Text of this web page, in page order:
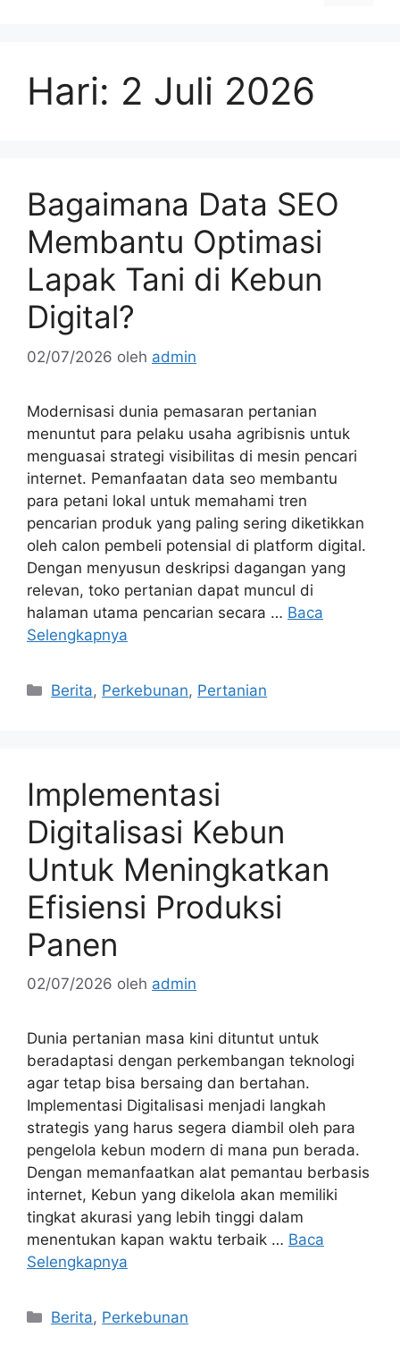
Hari: 2 Juli 2026
Bagaimana Data SEO
Membantu Optimasi
Lapak Tani di Kebun
Digital?
02/07/2026 oleh admin
Modernisasi dunia pemasaran pertanian
menuntut para pelaku usaha agribisnis untuk
menguasai strategi visibilitas di mesin pencari
internet. Pemanfaatan data seo membantu
para petani lokal untuk memahami tren
pencarian produk yang paling sering diketikkan
oleh calon pembeli potensial di platform digital.
Dengan menyusun deskripsi dagangan yang
relevan, toko pertanian dapat muncul di
halaman utama pencarian secara … Baca
Selengkapnya
Kategori
Berita, Perkebunan, Pertanian
Implementasi
Digitalisasi Kebun
Untuk Meningkatkan
Efisiensi Produksi
Panen
02/07/2026 oleh admin
Dunia pertanian masa kini dituntut untuk
beradaptasi dengan perkembangan teknologi
agar tetap bisa bersaing dan bertahan.
Implementasi Digitalisasi menjadi langkah
strategis yang harus segera diambil oleh para
pengelola kebun modern di mana pun berada.
Dengan memanfaatkan alat pemantau berbasis
internet, Kebun yang dikelola akan memiliki
tingkat akurasi yang lebih tinggi dalam
menentukan kapan waktu terbaik … Baca
Selengkapnya
Kategori
Berita, Perkebunan